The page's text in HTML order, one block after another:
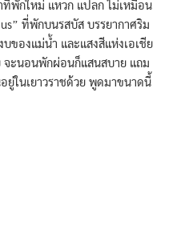
พักใหม่ แหวก แปลก ไม่เหมือน
ที่พักบนรสบัส บรรยากาศริม
ของแม่น้ำ และแสงสีแห่งเอเชีย
จะนอนพักผ่อนก็แสนสบาย แถม
ยู่ในเยาวราชด้วย พูดมาขนาดนี้